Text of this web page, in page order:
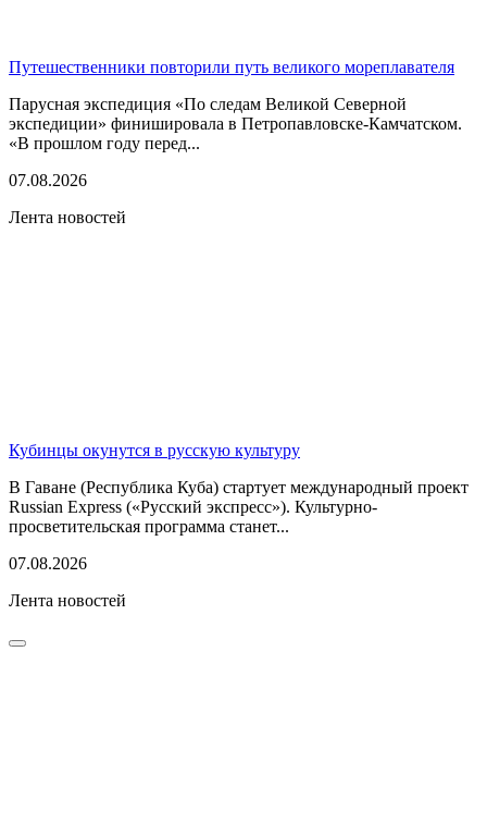
Путешественники повторили путь великого мореплавателя
Парусная экспедиция «По следам Великой Северной
экспедиции» финишировала в Петропавловске-Камчатском.
«В прошлом году перед...
07.08.2026
Лента новостей
Кубинцы окунутся в русскую культуру
В Гаване (Республика Куба) стартует международный проект
Russian Express («Русский экспресс»). Культурно-
просветительская программа станет...
07.08.2026
Лента новостей